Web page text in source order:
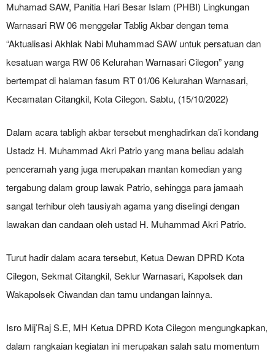
Muhamad SAW, Panitia Hari Besar Islam (PHBI) Lingkungan
Warnasari RW 06 menggelar Tablig Akbar dengan tema
“Aktualisasi Akhlak Nabi Muhammad SAW untuk persatuan dan
kesatuan warga RW 06 Kelurahan Warnasari Cilegon” yang
bertempat di halaman fasum RT 01/06 Kelurahan Warnasari,
Kecamatan Citangkil, Kota Cilegon. Sabtu, (15/10/2022)
Dalam acara tabligh akbar tersebut menghadirkan da’i kondang
Ustadz H. Muhammad Akri Patrio yang mana beliau adalah
penceramah yang juga merupakan mantan komedian yang
tergabung dalam group lawak Patrio, sehingga para jamaah
sangat terhibur oleh tausiyah agama yang diselingi dengan
lawakan dan candaan oleh ustad H. Muhammad Akri Patrio.
Turut hadir dalam acara tersebut, Ketua Dewan DPRD Kota
Cilegon, Sekmat Citangkil, Seklur Warnasari, Kapolsek dan
Wakapolsek Ciwandan dan tamu undangan lainnya.
Isro Mij’Raj S.E, MH Ketua DPRD Kota Cilegon mengungkapkan,
dalam rangkaian kegiatan ini merupakan salah satu momentum